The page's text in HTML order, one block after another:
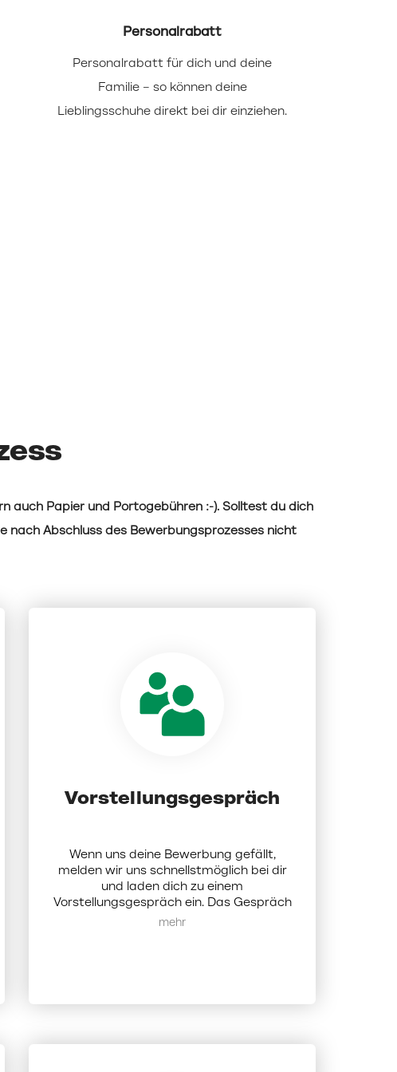
Personalrabatt
Personalrabatt für dich und deine
Familie – so können deine
Lieblingsschuhe direkt bei dir einziehen.
auch Papier und Portogebühren :-). Solltest du dich
Abschluss des Bewerbungsprozesses nicht
Vorstellungsgespräch
Wenn uns deine Bewerbung gefällt,
melden wir uns schnellstmöglich bei dir
und laden dich zu einem
Vorstellungsgespräch ein. Das Gespräch
findet persönlich oder digital statt und
Mehr anzeigen